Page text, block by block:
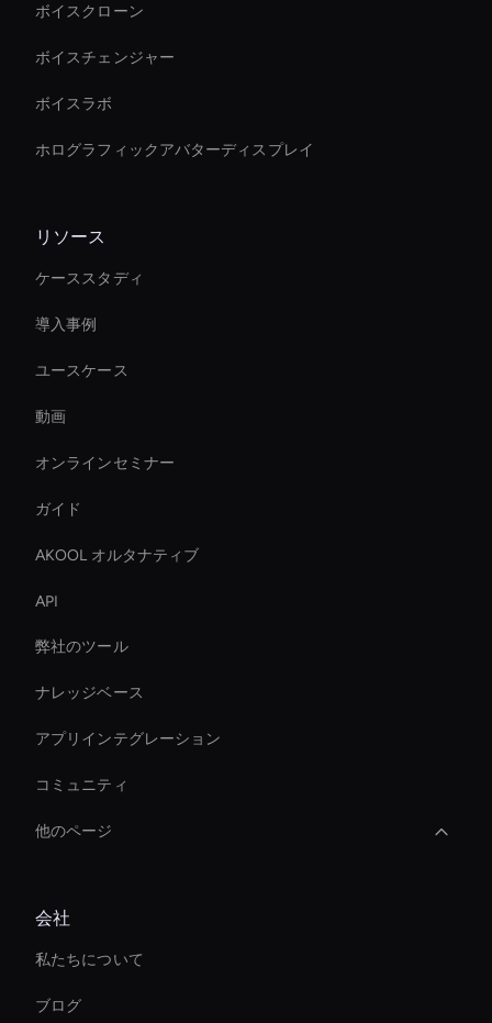
ボイスクローン
ボイスチェンジャー
ボイスラボ
ホログラフィックアバターディスプレイ
リソース
ケーススタディ
導入事例
ユースケース
動画
オンラインセミナー
ガイド
AKOOL オルタナティブ
API
弊社のツール
ナレッジベース
アプリインテグレーション
コミュニティ
他のページ
Virtual Camera Ai
Entertainment Ai Avatar
Enterprise Ai Avatar Solutions
会社
私たちについて
ブログ